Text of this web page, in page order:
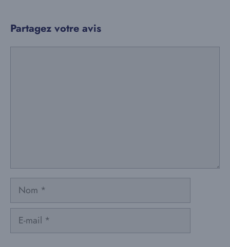
Partagez votre avis
Nom
mail